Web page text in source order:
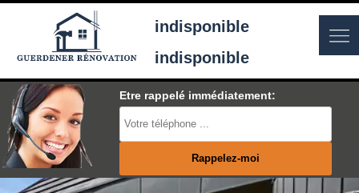
indisponible
indisponible
Etre rappelé immédiatement: